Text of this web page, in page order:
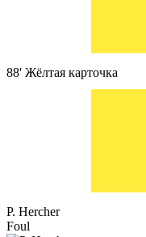
88' Жёлтая карточка
P. Hercher
Foul